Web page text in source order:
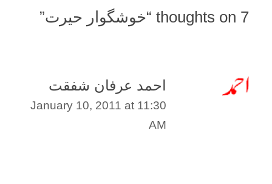
7 thoughts on “ خوشگوار حيرت”
احمد عرفان شفقت
January 10, 2011 at 11:30
AM